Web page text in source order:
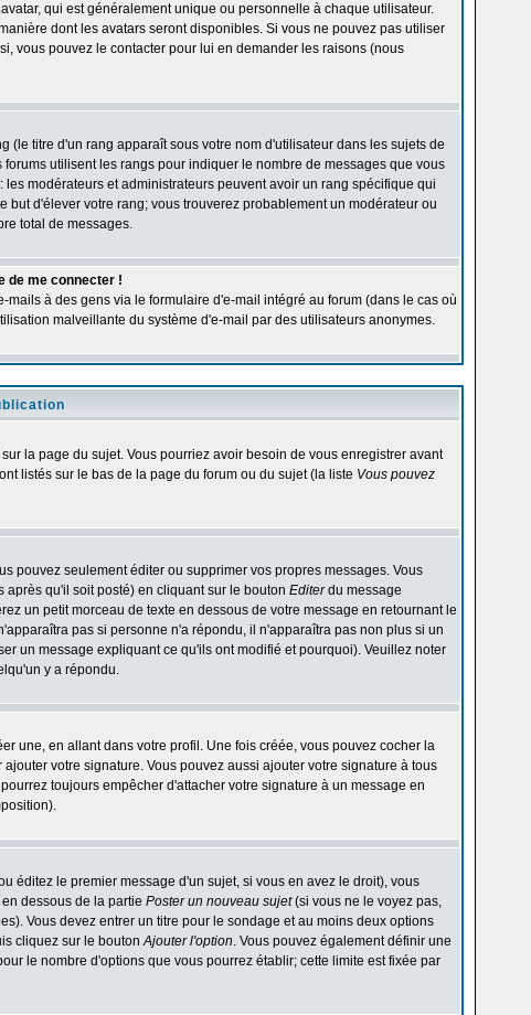
qui est généralement unique ou personnelle à chaque utilisateur.
dont les avatars seront disponibles. Si vous ne pouvez pas utiliser
vous pouvez le contacter pour lui en demander les raisons (nous
(le titre d'un rang apparaît sous votre nom d'utilisateur dans les sujets de
utilisent les rangs pour indiquer le nombre de messages que vous
modérateurs et administrateurs peuvent avoir un rang spécifique qui
but d'élever votre rang; vous trouverez probablement un modérateur ou
total de messages.
de me connecter !
à des gens via le formulaire d'e-mail intégré au forum (dans le cas où
malveillante du système d'e-mail par des utilisateurs anonymes.
la page du sujet. Vous pourriez avoir besoin de vous enregistrer avant
listés sur le bas de la page du forum ou du sujet (la liste Vous pouvez
pouvez seulement éditer ou supprimer vos propres messages. Vous
qu'il soit posté) en cliquant sur le bouton Editerdu message
un petit morceau de texte en dessous de votre message en retournant le
pas si personne n'a répondu, il n'apparaîtra pas non plus si un
un message expliquant ce qu'ils ont modifié et pourquoi). Veuillez noter
y a répondu.
une, en allant dans votre profil. Une fois créée, vous pouvez cocher la
votre signature. Vous pouvez aussi ajouter votre signature à tous
toujours empêcher d'attacher votre signature à un message en
éditez le premier message d'un sujet, si vous en avez le droit), vous
dessous de la partie Poster un nouveau sujet(si vous ne le voyez pas,
Vous devez entrer un titre pour le sondage et au moins deux options
cliquez sur le boutonAjouter l'option. Vous pouvez également définir une
le nombre d'options que vous pourrez établir; cette limite est fixée par